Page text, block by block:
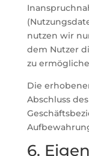
nutzen wir
dem Nutzer
zu
Die
Abschluss
6.